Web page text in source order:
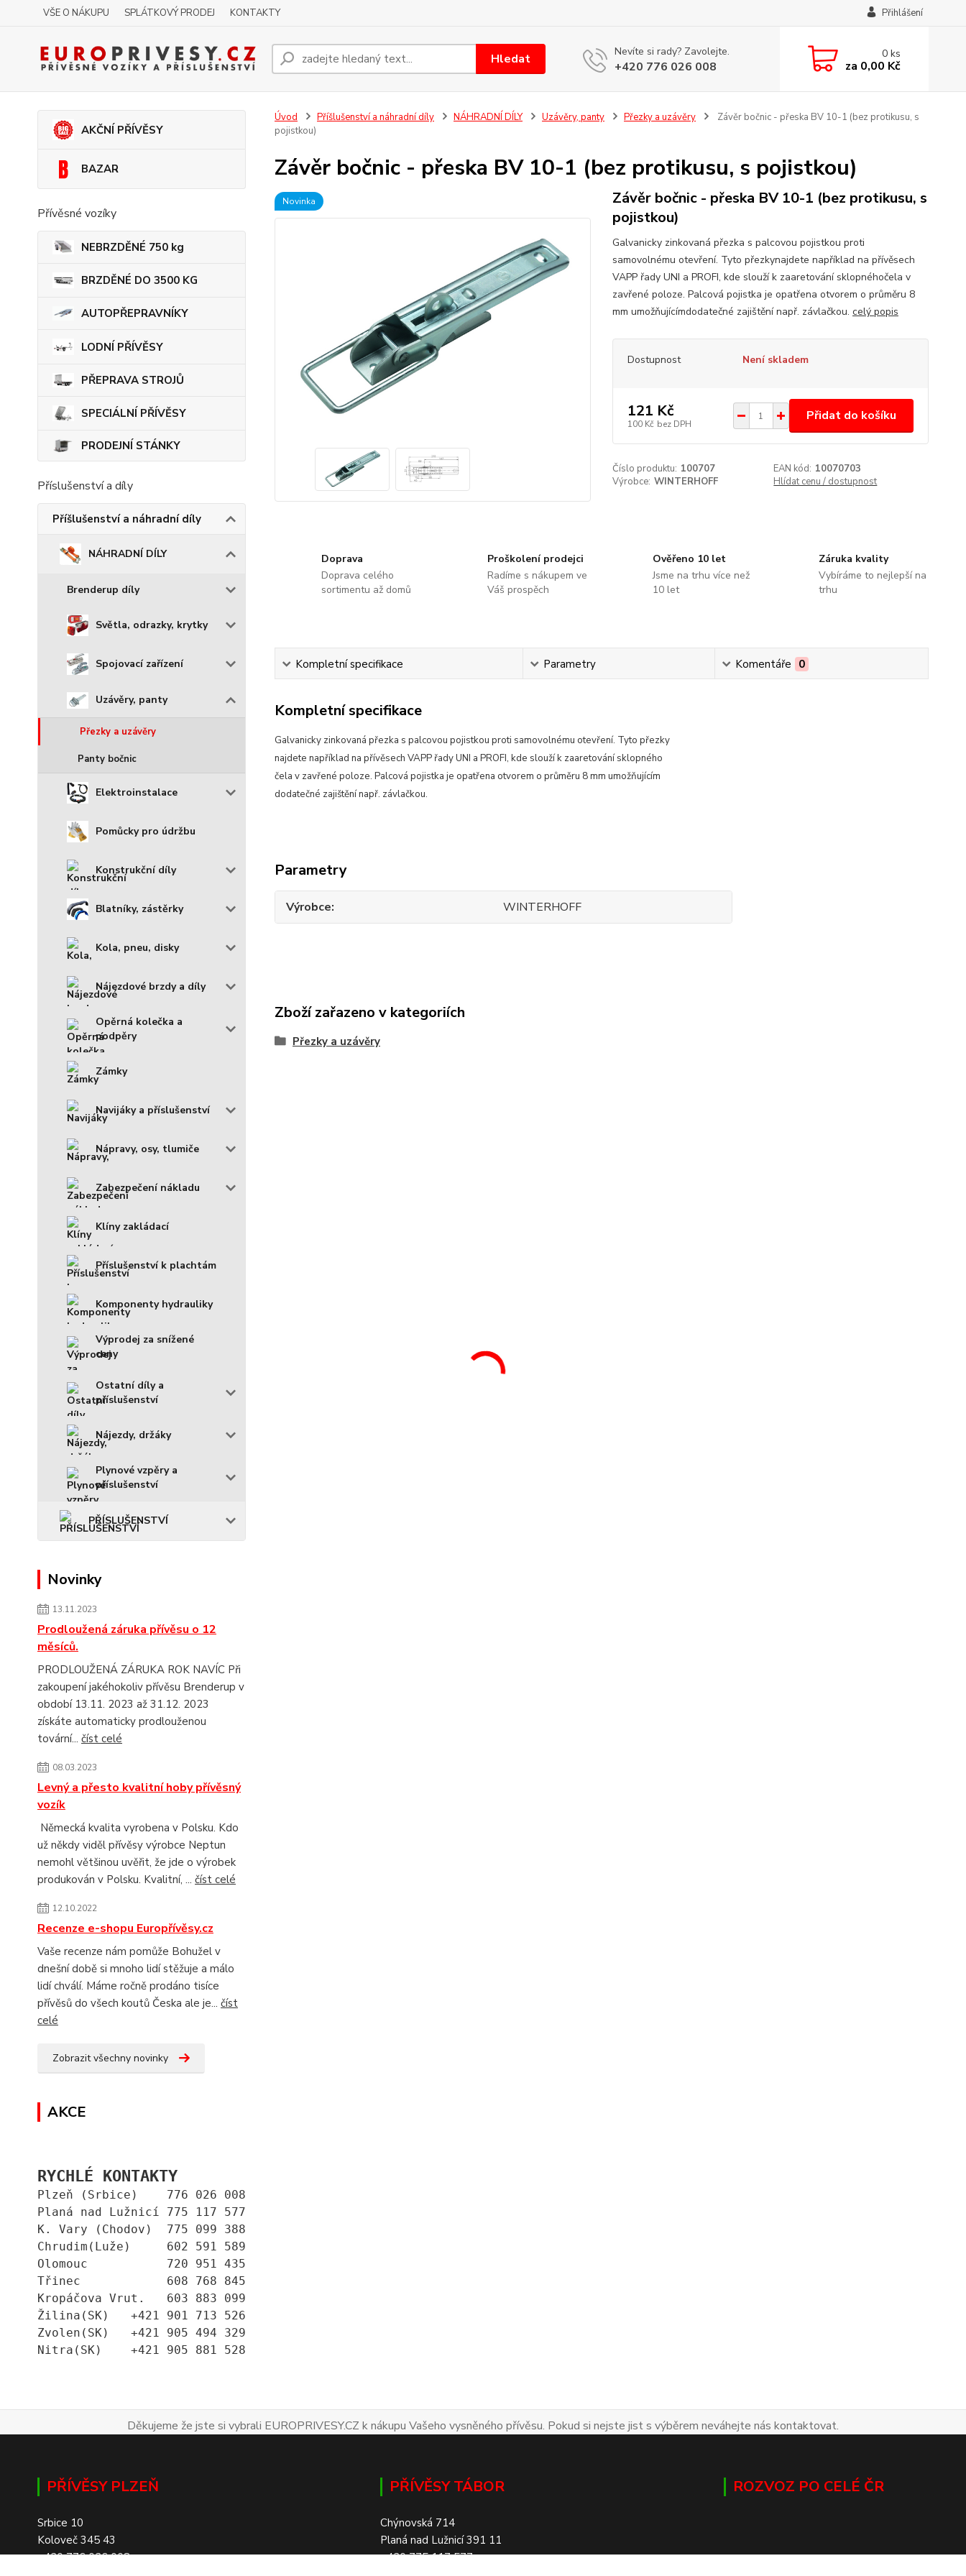
VŠE O NÁKUPU SPLÁTKOVÝ PRODEJ KONTAKTY Přihlášení
Hledat Nevíte si rady? Zavolejte.
+420 776 026 008
0ks
za 0,00 Kč
AKČNÍ PŘÍVĚSY
BAZAR
Přívěsné vozíky
NEBRZDĚNÉ 750 kg
BRZDĚNÉ DO 3500 KG
AUTOPŘEPRAVNÍKY
LODNÍ PŘÍVĚSY
PŘEPRAVA STROJŮ
SPECIÁLNÍ PŘÍVĚSY
PRODEJNÍ STÁNKY
Příslušenství a díly
Příšlušenství a náhradní díly
NÁHRADNÍ DÍLY
Brenderup díly
Světla, odrazky, krytky
Spojovací zařízení
Uzávěry, panty
Přezky a uzávěry
Panty bočnic
Elektroinstalace
Pomůcky pro údržbu
Konstrukční díly
Blatníky, zástěrky
Kola, pneu, disky
Nájezdové brzdy a díly
Opěrná kolečka a
podpěry
Zámky
Navijáky a příslušenství
Nápravy, osy, tlumiče
Zabezpečení nákladu
Klíny zakládací
Příslušenství k plachtám
Komponenty hydrauliky
Výprodej za snížené
ceny
Ostatní díly a
příslušenství
Nájezdy, držáky
Plynové vzpěry a
příslušenství
PŘÍSLUŠENSTVÍ
Novinky
13.11.2023
Prodloužená záruka přívěsu o 12
měsíců.
PRODLOUŽENÁ ZÁRUKA ROK NAVÍC Při
zakoupení jakéhokoliv přívěsu Brenderup v
období 13.11. 2023 až 31.12. 2023
získáte automaticky prodlouženou
tovární... číst celé
08.03.2023
Levný a přesto kvalitní hoby přívěsný
vozík
Německá kvalita vyrobena v Polsku. Kdo
už někdy viděl přívěsy výrobce Neptun
nemohl většinou uvěřit, že jde o výrobek
produkován v Polsku. Kvalitní, ... číst celé
12.10.2022
Recenze e-shopu Europřívěsy.cz
Vaše recenze nám pomůže Bohužel v
dnešní době si mnoho lidí stěžuje a málo
lidí chválí. Máme ročně prodáno tisíce
přívěsů do všech koutů Česka ale je... číst
celé
Zobrazit všechny novinky
AKCE
RYCHLÉ KONTAKTY
Plzeň (Srbice)    776 026 008
Planá nad Lužnicí 775 117 577
K. Vary (Chodov)  775 099 388
Chrudim(Luže)     602 591 589
Olomouc           720 951 435
Třinec            608 768 845
Kropáčova Vrut.   603 883 099
Žilina(SK)   +421 901 713 526
Zvolen(SK)   +421 905 494 329
Nitra(SK)    +421 905 881 528
Úvod Příšlušenství a náhradní díly NÁHRADNÍ DÍLY Uzávěry, panty Přezky a uzávěry
Závěr bočnic - přeska BV 10-1 (bez protikusu, s
pojistkou)
Závěr bočnic - přeska BV 10-1 (bez protikusu, s pojistkou)
Novinka
Závěr bočnic - přeska BV 10-1 (bez protikusu, s
pojistkou)
Galvanicky zinkovaná přezka s palcovou pojistkou proti
samovolnému otevření. Tyto přezkynajdete například na přívěsech
VAPP řady UNI a PROFI, kde slouží k zaaretování sklopnéhočela v
zavřené poloze. Palcová pojistka je opatřena otvorem o průměru 8
mm umožňujícímdodatečné zajištění např. závlačkou. celý popis
Dostupnost Není skladem
121 Kč
100 Kč bez DPH
Přidat do košíku
Číslo produktu: 100707 EAN kód: 10070703
Výrobce: WINTERHOFF Hlídat cenu / dostupnost
Doprava
Doprava celého
sortimentu až domů
Proškolení prodejci
Radíme s nákupem ve
Váš prospěch
Ověřeno 10 let
Jsme na trhu více než
10 let
Záruka kvality
Vybíráme to nejlepší na
trhu
Kompletní specifikace Parametry Komentáře 0
Kompletní specifikace
Galvanicky zinkovaná přezka s palcovou pojistkou proti samovolnému otevření. Tyto přezky
najdete například na přívěsech VAPP řady UNI a PROFI, kde slouží k zaaretování sklopného
čela v zavřené poloze. Palcová pojistka je opatřena otvorem o průměru 8 mm umožňujícím
dodatečné zajištění např. závlačkou.
Parametry
Výrobce WINTERHOFF
Zboží zařazeno v kategoriích
Přezky a uzávěry
Děkujeme že jste si vybrali EUROPRIVESY.CZ k nákupu Vašeho vysněného přívěsu. Pokud si nejste jist s výběrem neváhejte nás kontaktovat.
PŘÍVĚSY PLZEŇ
Srbice 10
Koloveč 345 43
+420 776 026 008
PŘÍVĚSY TÁBOR
Chýnovská 714
Planá nad Lužnicí 391 11
+420 775 117 577
ROZVOZ PO CELÉ ČR